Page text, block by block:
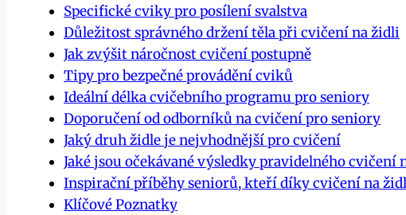
Specifické cviky pro posílení svalstva
Důležitost správného držení těla při cvičení na židli
Jak zvýšit náročnost cvičení postupně
Tipy pro bezpečné provádění cviků
Ideální délka cvičebního programu pro seniory
Doporučení od odborníků na cvičení pro seniory
Jaký druh židle je nejvhodnější pro cvičení
Jaké jsou očekávané výsledky pravidelného cvičení
Inspirační příběhy seniorů, kteří díky cvičení na
Klíčové Poznatky